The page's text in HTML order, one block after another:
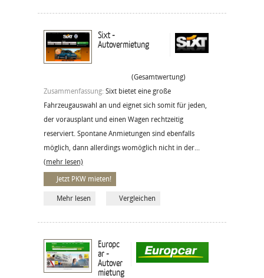
Sixt -
Autovermietung
(Gesamtwertung)
Zusammenfassung: Sixt bietet eine große
Fahrzeugauswahl an und eignet sich somit für jeden,
der vorausplant und einen Wagen rechtzeitig
reserviert. Spontane Anmietungen sind ebenfalls
möglich, dann allerdings womöglich nicht in der...
(mehr lesen)
Jetzt PKW mieten!
Mehr lesen Vergleichen
Europc
ar -
Autover
mietung